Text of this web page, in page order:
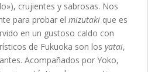
crujientes y sabrosas. Nos
para probar el mizutaki que es
en un gustoso caldo con
de Fukuoka son los yatai,
Acompañados por Yoko,